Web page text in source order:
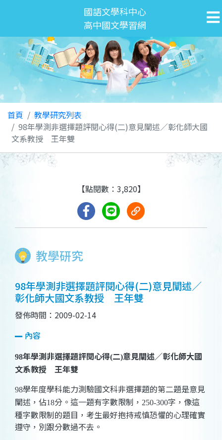
國語文學科中心
高中國文學習網
首頁
教學研究列表
98年學測非選擇題評閱心得(二)意見闡述／彰化師大國
文系教授 王年雙
教學研究
【點閱數：3,820】
98年學測非選擇題評閱心得(二)意見闡述／
彰化師大國文系教授 王年雙
發佈時間：2009-02-14
內容
98年學測非選擇題評閱心得(二)意見闡述／彰化師大國
文系教授 王年雙
98學年度學科能力測驗國文科非選擇題的第二題是意見
闡述，佔18分。這一題有字數限制， 250-300字，像這
種字數限制的題目，考生最好抱持戒慎恐懼的心理確實
遵守，別跟分數過不去。